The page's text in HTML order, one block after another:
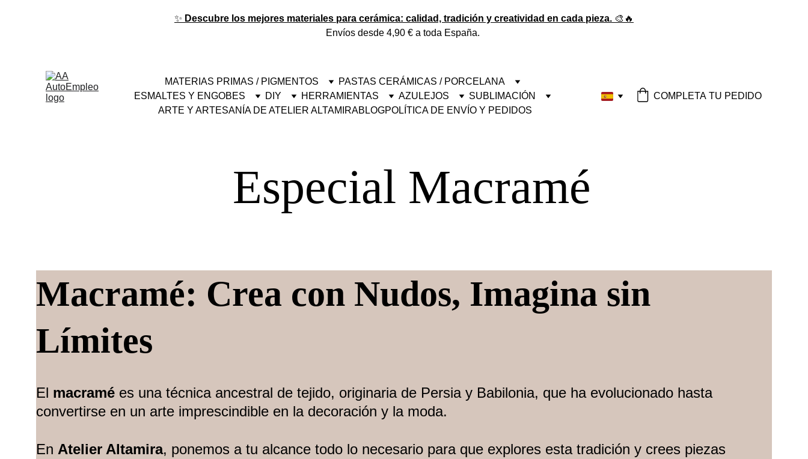
✨ Descubre los mejores materiales para cerámica: calidad, tradición y creatividad en cada pieza. 🎨🔥
Envíos desde 4,90 € a toda España.
MATERIAS PRIMAS / PIGMENTOS
PASTAS CERÁMICAS / PORCELANA
ESMALTES Y ENGOBES
DIY HERRAMIENTAS AZULEJOS
SUBLIMACIÓN
ARTE Y ARTESANÍA DE ATELIER ALTAMIRABLOGPOLÍTICA DE ENVÍO Y PEDIDOS
COMPLETA TU PEDIDO
Especial Macramé
Macramé: Crea con Nudos, Imagina sin
Límites
El macramé es una técnica ancestral de tejido, originaria de Persia y Babilonia, que ha evolucionado hasta
convertirse en un arte imprescindible en la decoración y la moda.
En Atelier Altamira, ponemos a tu alcance todo lo necesario para que explores esta tradición y crees piezas